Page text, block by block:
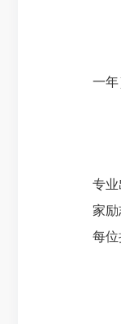
一
专
家
每位